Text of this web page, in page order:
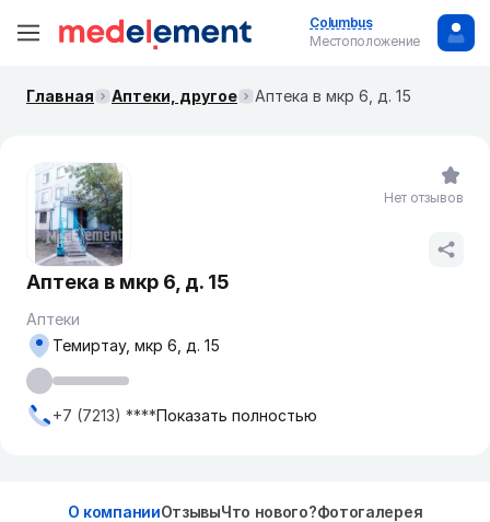
Columbus
Местоположение
Главная Аптеки, другое Аптека в мкр 6, д. 15
Аптека в мкр 6, д. 15
Аптеки
Темиртау, мкр 6, д. 15
+7 (7213) ****Показать полностью
Нет отзывов
О компанииОтзывыЧто нового?Фотогалерея